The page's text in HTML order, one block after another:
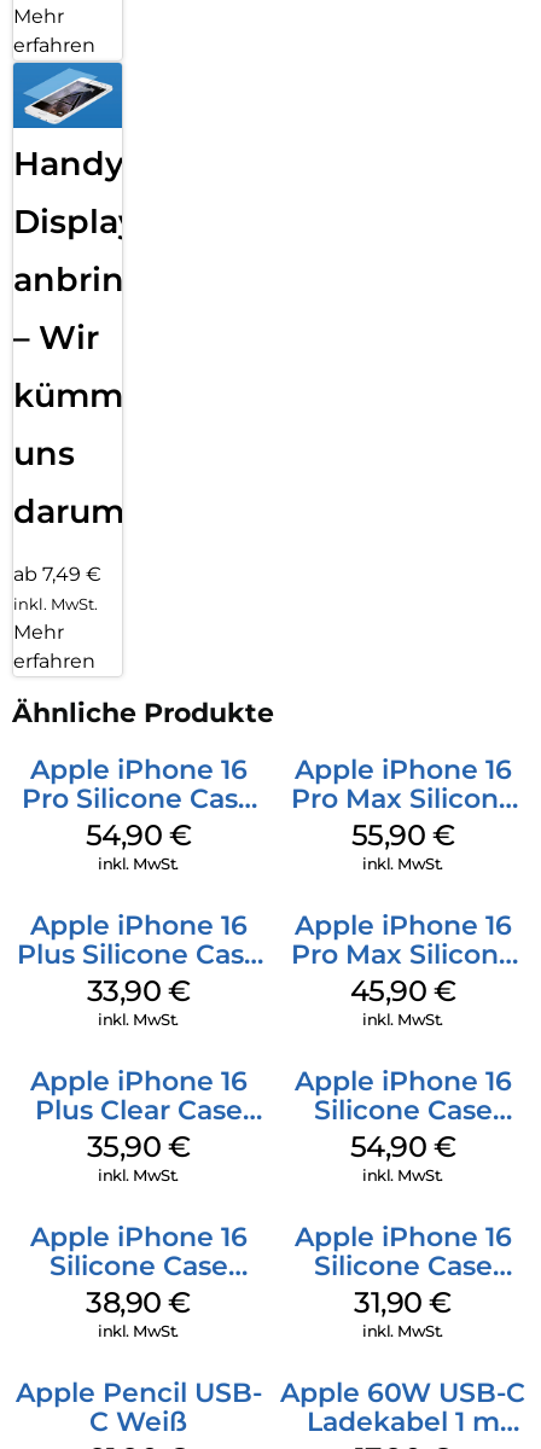
Mehr
erfahren
Handy
Displayfolie
anbringen
– Wir
kümmern
uns
darum!
ab 7,49 €
inkl. MwSt.
Mehr
erfahren
Ähnliche Produkte
Apple iPhone 16
Pro Silicone Case
MagSafe Black
54,90 €
inkl. MwSt.
Apple iPhone 16
Pro Max Silicone
Case MagSafe
Stone Gray
55,90 €
inkl. MwSt.
Apple iPhone 16
Plus Silicone Case
MagSafe Lake
Green
33,90 €
inkl. MwSt.
Apple iPhone 16
Pro Max Silicone
Case MagSafe
Ultramarine
45,90 €
inkl. MwSt.
Apple iPhone 16
Plus Clear Case
MagSafe
Transparent
35,90 €
inkl. MwSt.
Apple iPhone 16
Silicone Case
MagSafe Lake
Green
54,90 €
inkl. MwSt.
Apple iPhone 16
Silicone Case
MagSafe
Ultramarine
38,90€
inkl. MwSt.
Apple iPhone 16
Silicone Case
MagSafe Fuchsia
31,90€
inkl. MwSt.
Apple Pencil USB-
C Weiß
Apple 60W USB-C
Ladekabel 1 m